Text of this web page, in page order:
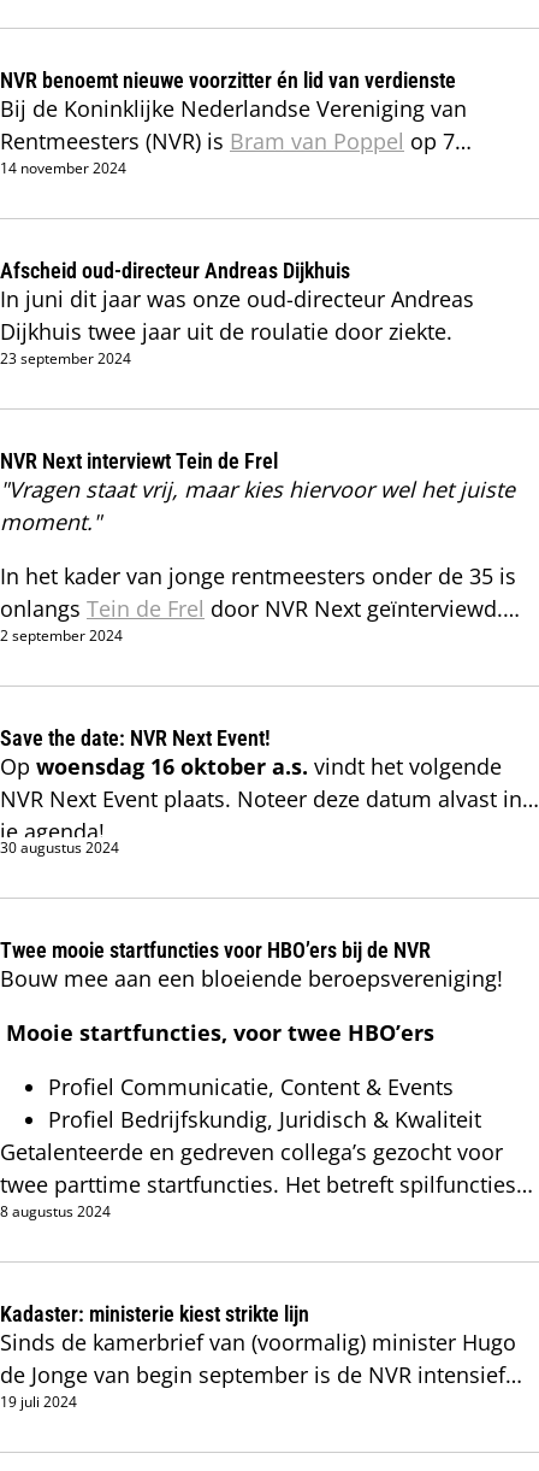
deelnemer die deze nieuwe, parttime post-hbo
opleiding met succes wist af te ronden.
NVR benoemt nieuwe voorzitter én lid van verdienste
Bij de Koninklijke Nederlandse Vereniging van
Rentmeesters (NVR) is Bram van Poppel op 7
november jongstleden benoemd tot voorzitter van
Verdienste.
14 november 2024
Afscheid oud-directeur Andreas Dijkhuis
In juni dit jaar was onze oud-directeur Andreas
Dijkhuis twee jaar uit de roulatie door ziekte.
23 september 2024
NVR Next interviewt Tein de Frel
"Vragen staat vrij, maar kies hiervoor wel het juiste
moment."
In het kader van jonge rentmeesters onder de 35 is
onlangs Tein de Frel door NVR Next geïnterviewd.
Wat drijft deze young professional en waar loopt hij
2 september 2024
Save the date: NVR Next Event!
Op woensdag 16 oktober a.s. vindt het volgende
NVR Next Event plaats. Noteer deze datum alvast in
je agenda!
30 augustus 2024
Twee mooie startfuncties voor HBO’ers bij de NVR
Bouw mee aan een bloeiende beroepsvereniging!
Mooie startfuncties, voor twee HBO’ers
Profiel Communicatie, Content & Events
Profiel Bedrijfskundig, Juridisch & Kwaliteit
Getalenteerde en gedreven collega’s gezocht voor
twee parttime startfuncties. Het betreft spilfuncties
in een klein en professioneel team, bij onze
8 augustus 2024
Kadaster: ministerie kiest strikte lijn
Sinds de kamerbrief van (voormalig) minister Hugo
de Jonge van begin september is de NVR intensief
betrokken bij de inperkingen van het ‘zoeken op
19 juli 2024